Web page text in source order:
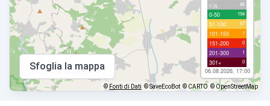
с/д 86
0-50 194
51-100 67
101-150 1
151-200 0
201-300 1
301+ 0
06.08.2026, 17:00
Sfoglia la mappa
© Fonti di Dati © SaveEcoBot © CARTO © OpenStreetMap